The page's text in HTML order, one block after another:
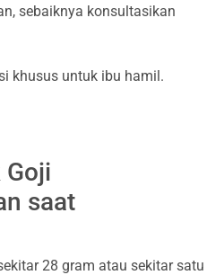
sebaiknya konsultasikan
khusus untuk ibu hamil.
Goji
saat
28 gram atau sekitar satu